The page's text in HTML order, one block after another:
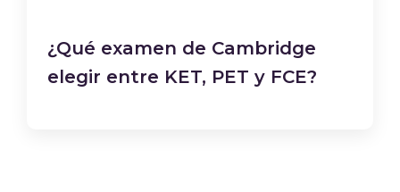
¿Qué examen de Cambridge
elegir entre KET, PET y FCE?